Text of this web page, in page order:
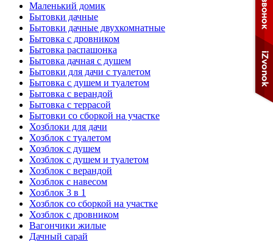
Маленький домик
Бытовки дачные
Бытовки дачные двухкомнатные
Бытовка с дровником
Бытовка распашонка
Бытовка дачная с душем
Бытовки для дачи с туалетом
Бытовка с душем и туалетом
Бытовка с верандой
Бытовка с террасой
Бытовки со сборкой на участке
Хозблоки для дачи
Хозблок с туалетом
Хозблок с душем
Хозблок с душем и туалетом
Хозблок с верандой
Хозблок с навесом
Хозблок 3 в 1
Хозблок со сборкой на участке
Хозблок с дровником
Вагончики жилые
Дачный сарай